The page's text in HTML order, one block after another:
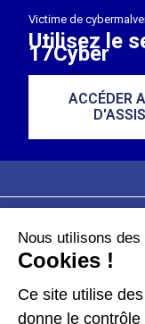
Victime de
Utilisez le
17Cyber
ACCÉDER
Plan du site
Données
Nous utilisons des
Cookies !
Ce site utilise
donne le